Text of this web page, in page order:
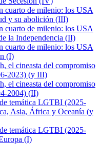
cuarto de milenio: los USA
y su abolición (III)
cuarto de milenio: los USA
la Independencia (II)
cuarto de milenio: los USA
(I)
el cineasta del compromiso
2023) (y III)
el cineasta del compromiso
2004) (II)
temática LGTBI (2025-
Asia, África y Oceanía (y
temática LGTBI (2025-
(I)